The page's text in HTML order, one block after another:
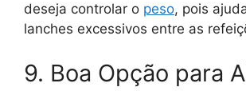
deseja controlar o peso, pois
lanches excessivos entre as
9. Boa Opção para